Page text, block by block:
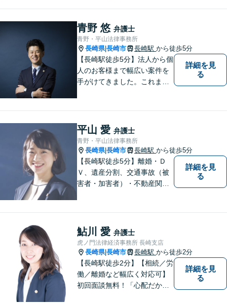
青野 悠 弁護士
青野・平山法律事務所
長崎県|長崎市 長崎駅 から徒歩5分
【長崎駅徒歩5分】法人から個
人のお客様まで幅広い案件を
手がけてきました。これまで
詳細を見
る
平山 愛 弁護士
青野・平山法律事務所
長崎県|長崎市 長崎駅 から徒歩5分
【長崎駅徒歩5分】離婚・Ｄ
Ｖ、遺産分割、交通事故（被
害者・加害者）・不動産関連
詳細を見
る
鮎川 愛 弁護士
虎ノ門法律経済事務所 長崎支店
長崎県|長崎市 長崎駅 から徒歩2分
【長崎駅徒歩2分】【相続／労
働／離婚など幅広く対応可】
初回面談無料！「心配だから
詳細を見
る